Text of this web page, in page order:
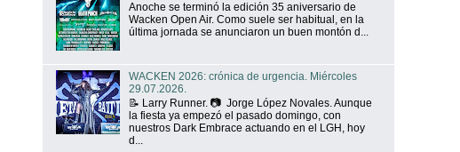
Anoche se terminó la edición 35 aniversario de
Wacken Open Air. Como suele ser habitual, en la
última jornada se anunciaron un buen montón d...
WACKEN 2026: crónica de urgencia. Miércoles
29.07.2026.
📝 Larry Runner. 📷 Jorge López Novales. Aunque
la fiesta ya empezó el pasado domingo, con
nuestros Dark Embrace actuando en el LGH, hoy
d...